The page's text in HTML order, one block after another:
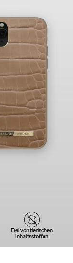
Frei von tierischen
Inhaltsstoffen